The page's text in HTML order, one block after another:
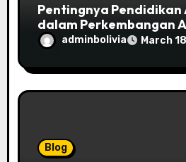
Pentingnya Pendidikan
dalam Perkembangan
adminbolivia March
Blog